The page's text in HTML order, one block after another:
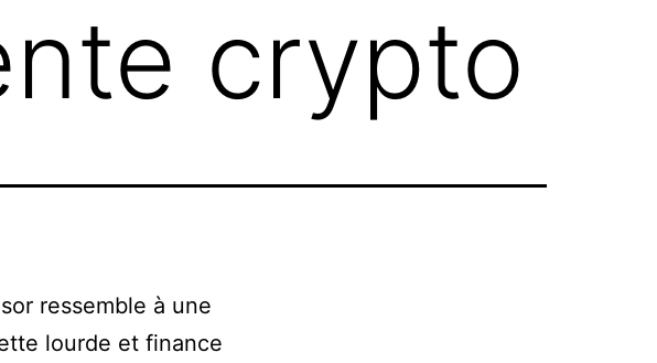
crypto
ressemble à une
lourde et finance